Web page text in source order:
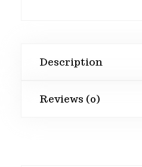
Description
Reviews (0)